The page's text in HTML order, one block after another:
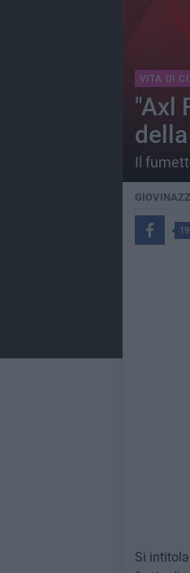
VITA DI
"Axl
Il
19
Si intitola